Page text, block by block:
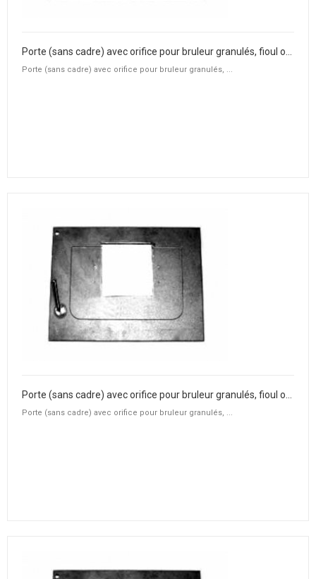
Porte (sans cadre) avec orifice pour bruleur granulés, ...
Porte (sans cadre) avec orifice pour bruleur granulés, ...